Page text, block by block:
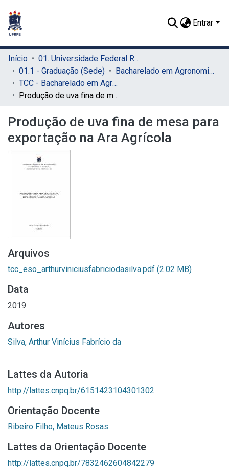
Entrar
Início
01. Universidade Federal Rural de Pernambuco - UFRPE (Sede)
01.1 - Graduação (Sede)
Bacharelado em Agronomia (Sede)
TCC - Bacharelado em Agronomia (Sede)
Produção de uva fina de mesa para exportação na Ara Agrícola
Produção de uva fina de mesa para
exportação na Ara Agrícola
Arquivos
tcc_eso_arthurviniciusfabriciodasilva.pdf (2.02 MB)
Data
2019
Autores
Silva, Arthur Vinícius Fabrício da
Lattes da Autoria
http://lattes.cnpq.br/6151423104301302
Orientação Docente
Ribeiro Filho, Mateus Rosas
Lattes da Orientação Docente
http://lattes.cnpq.br/7832462604842279